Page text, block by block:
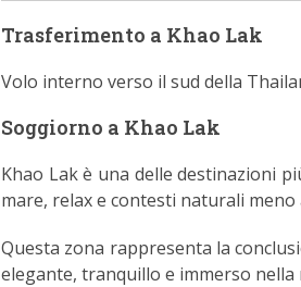
Trasferimento a Khao Lak
Volo interno verso il sud della
Soggiorno a Khao Lak
Khao Lak è una delle destinazioni
mare, relax e contesti naturali
Questa zona rappresenta la
elegante, tranquillo e immerso nella